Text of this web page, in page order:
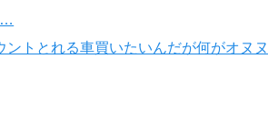
…
トとれる車買いたいんだが何がオヌヌ